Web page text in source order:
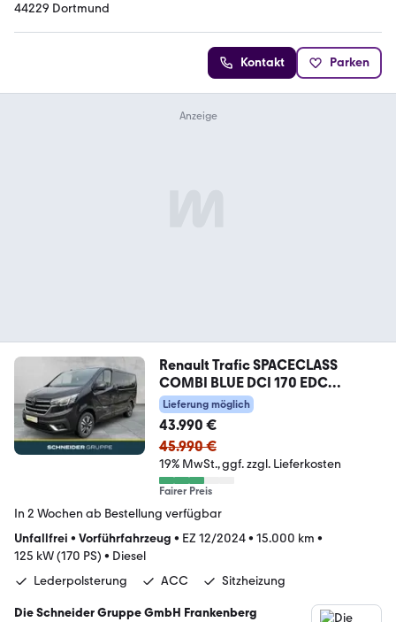
44229 Dortmund
Kontakt Parken
Renault Trafic SPACECLASS
COMBI BLUE DCI 170 EDC
KAMERA
Lieferung möglich
43.990 €
45.990 €
19% MwSt. ggf. zzgl. Lieferkosten
Fairer Preis
In 2 Wochen ab Bestellung verfügbar
Unfallfrei • Vorführfahrzeug • EZ 12/2024• 15.000 km •
125 kW (170 PS) • Diesel
Lederpolsterung
ACC Sitzheizung
Die Schneider Gruppe GmbH Frankenberg